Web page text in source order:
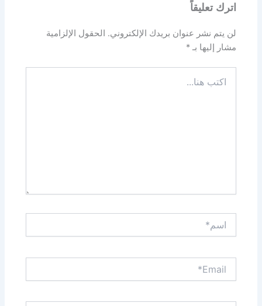
اترك تعليقاً
لن يتم نشر عنوان بريدك الإلكتروني. الحقول الإلزامية
مشار إليها بـ*
هنا...